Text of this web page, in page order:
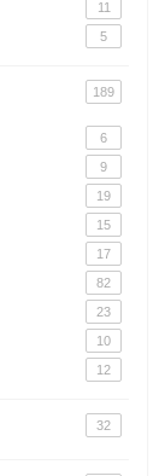
11
5
189
6
9
19
15
17
82
23
10
12
32